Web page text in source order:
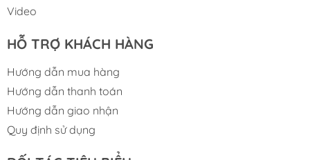
Video
HỖ TRỢ KHÁCH HÀNG
Hướng dẫn mua hàng
Hướng dẫn thanh toán
Hướng dẫn giao nhận
Quy định sử dụng